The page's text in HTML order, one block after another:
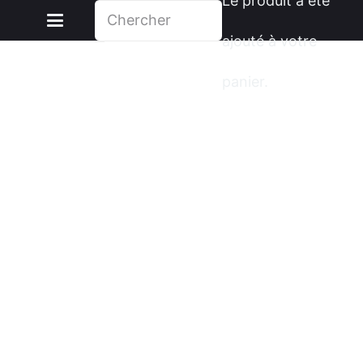
ajouté à votre